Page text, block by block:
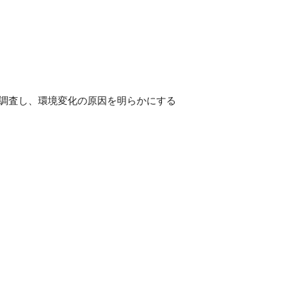
査し、環境変化の原因を明らかにする